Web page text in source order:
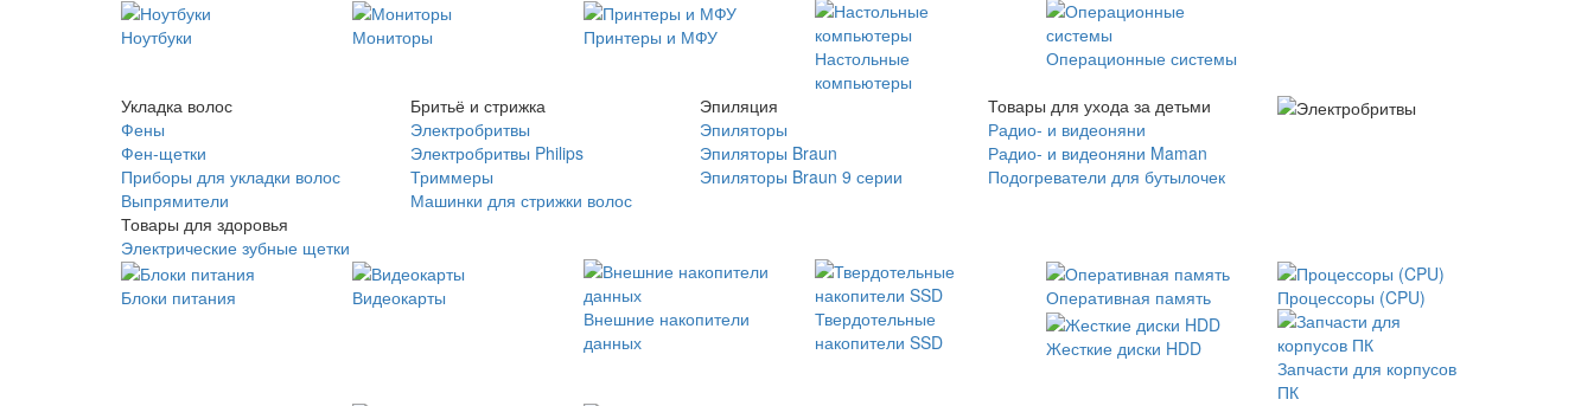
Ноутбуки Мониторы
Принтеры и МФУ
Настольные
компьютеры
Операционные системы
Укладка волос
Фены
Фен-щетки
Приборы для укладки волос
Выпрямители
Товары для здоровья
Электрические зубные щетки
Бритьё и стрижка
Электробритвы
Электробритвы Philips
Триммеры
Машинки для стрижки волос
Эпиляция
Эпиляторы
Эпиляторы Braun
Эпиляторы Braun 9 серии
Товары для ухода за детьми
Радио- и видеоняни
Радио- и видеоняни Maman
Подогреватели для бутылочек
Блоки питания
Видеокарты
Внешние накопители
данных
Твердотельные
накопители SSD
Оперативная память Процессоры (CPU)
Жесткие диски HDD
Запчасти для корпусов
ПК